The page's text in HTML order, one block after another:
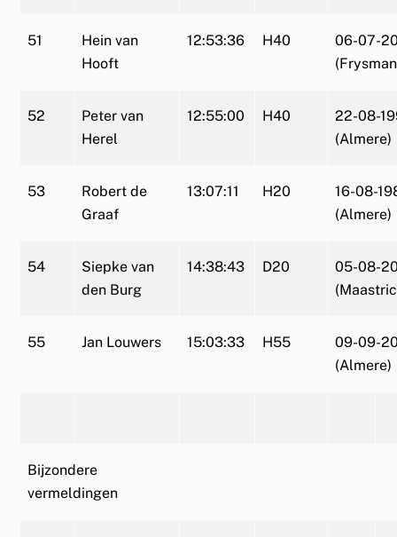
51
Hein van
Hooft
12:53:36 H40
06-07-
52
Peter van
Herel
12:55:00 H40
22-08-
(Almere)
53
Robert de
Graaf
13:07:11 H20
16-08-
(Almere)
54
Siepke van
den Burg
14:38:43 D20
05-08-
55 Jan Louwers 15:03:33 H55
09-09-
(Almere)
Bijzondere
vermeldingen